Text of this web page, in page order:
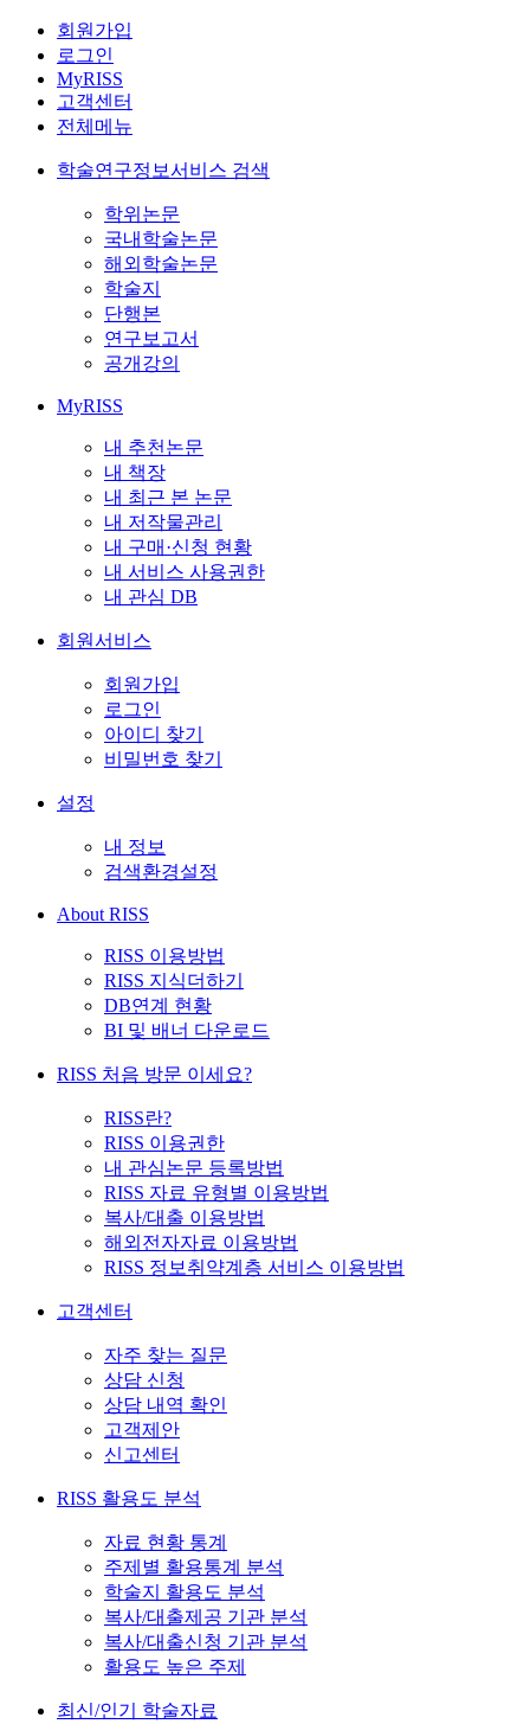
회원가입
로그인
MyRISS
고객센터
전체메뉴
학술연구정보서비스 검색
학위논문
국내학술논문
해외학술논문
학술지
단행본
연구보고서
공개강의
MyRISS
내 추천논문
내 책장
내 최근 본 논문
내 저작물관리
내 구매·신청 현황
내 서비스 사용권한
내 관심 DB
회원서비스
회원가입
로그인
아이디 찾기
비밀번호 찾기
설정
내 정보
검색환경설정
About RISS
RISS 이용방법
RISS 지식더하기
DB연계 현황
BI 및 배너 다운로드
RISS 처음 방문 이세요?
RISS란?
RISS 이용권한
내 관심논문 등록방법
RISS 자료 유형별 이용방법
복사/대출 이용방법
해외전자자료 이용방법
RISS 정보취약계층 서비스 이용방법
고객센터
자주 찾는 질문
상담 신청
상담 내역 확인
고객제안
신고센터
RISS 활용도 분석
자료 현황 통계
주제별 활용통계 분석
학술지 활용도 분석
복사/대출제공 기관 분석
복사/대출신청 기관 분석
활용도 높은 주제
최신/인기 학술자료